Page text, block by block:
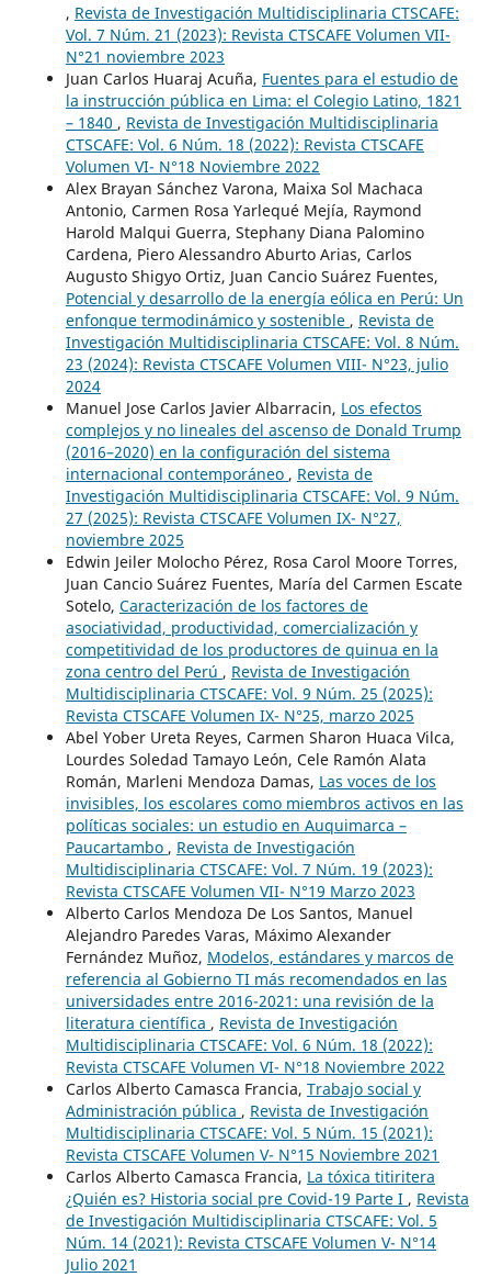
, Revista de Investigación Multidisciplinaria CTSCAFE:
Vol. 7 Núm. 21 (2023): Revista CTSCAFE Volumen VII-
N°21 noviembre 2023
Juan Carlos Huaraj Acuña, Fuentes para el estudio de
la instrucción pública en Lima: el Colegio Latino, 1821
– 1840 , Revista de Investigación Multidisciplinaria
CTSCAFE: Vol. 6 Núm. 18 (2022): Revista CTSCAFE
Volumen VI- N°18 Noviembre 2022
Alex Brayan Sánchez Varona, Maixa Sol Machaca
Antonio, Carmen Rosa Yarlequé Mejía, Raymond
Harold Malqui Guerra, Stephany Diana Palomino
Cardena, Piero Alessandro Aburto Arias, Carlos
Augusto Shigyo Ortiz, Juan Cancio Suárez Fuentes,
Potencial y desarrollo de la energía eólica en Perú: Un
enfonque termodinámico y sostenible , Revista de
Investigación Multidisciplinaria CTSCAFE: Vol. 8 Núm.
23 (2024): Revista CTSCAFE Volumen VIII- N°23, julio
2024
Manuel Jose Carlos Javier Albarracin, Los efectos
complejos y no lineales del ascenso de Donald Trump
(2016–2020) en la configuración del sistema
internacional contemporáneo , Revista de
Investigación Multidisciplinaria CTSCAFE: Vol. 9 Núm.
27 (2025): Revista CTSCAFE Volumen IX- N°27,
noviembre 2025
Edwin Jeiler Molocho Pérez, Rosa Carol Moore Torres,
Juan Cancio Suárez Fuentes, María del Carmen Escate
Sotelo, Caracterización de los factores de
asociatividad, productividad, comercialización y
competitividad de los productores de quinua en la
zona centro del Perú , Revista de Investigación
Multidisciplinaria CTSCAFE: Vol. 9 Núm. 25 (2025):
Revista CTSCAFE Volumen IX- N°25, marzo 2025
Abel Yober Ureta Reyes, Carmen Sharon Huaca Vilca,
Lourdes Soledad Tamayo León, Cele Ramón Alata
Román, Marleni Mendoza Damas, Las voces de los
invisibles, los escolares como miembros activos en las
políticas sociales: un estudio en Auquimarca –
Paucartambo , Revista de Investigación
Multidisciplinaria CTSCAFE: Vol. 7 Núm. 19 (2023):
Revista CTSCAFE Volumen VII- N°19 Marzo 2023
Alberto Carlos Mendoza De Los Santos, Manuel
Alejandro Paredes Varas, Máximo Alexander
Fernández Muñoz, Modelos, estándares y marcos de
referencia al Gobierno TI más recomendados en las
universidades entre 2016-2021: una revisión de la
literatura científica , Revista de Investigación
Multidisciplinaria CTSCAFE: Vol. 6 Núm. 18 (2022):
Revista CTSCAFE Volumen VI- N°18 Noviembre 2022
Carlos Alberto Camasca Francia, Trabajo social y
Administración pública , Revista de Investigación
Multidisciplinaria CTSCAFE: Vol. 5 Núm. 15 (2021):
Revista CTSCAFE Volumen V- N°15 Noviembre 2021
Carlos Alberto Camasca Francia, La tóxica titiritera
¿Quién es? Historia social pre Covid-19 Parte I , Revista
de Investigación Multidisciplinaria CTSCAFE: Vol. 5
Núm. 14 (2021): Revista CTSCAFE Volumen V- N°14
Julio 2021